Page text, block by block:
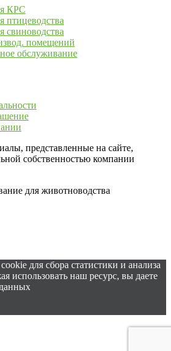
КРС
птицеводства
свиноводства
помещений
обслуживание
представленные на сайте,
собственностью компании
для животноводства
для сбора статистики и анализа
использовать наш ресурс, вы даете